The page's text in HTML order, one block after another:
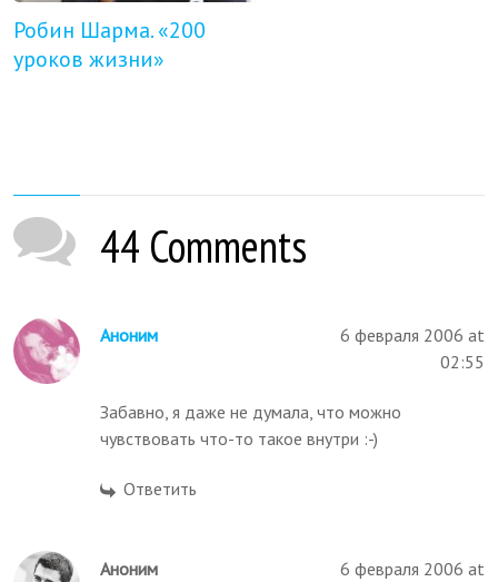
Робин Шарма. «200
уроков жизни»
44 Comments
Аноним
6 февраля 2006 at
02:55
Забавно, я даже не думала, что можно
чувствовать что-то такое внутри :-)
Ответить
Аноним
6 февраля 2006 at